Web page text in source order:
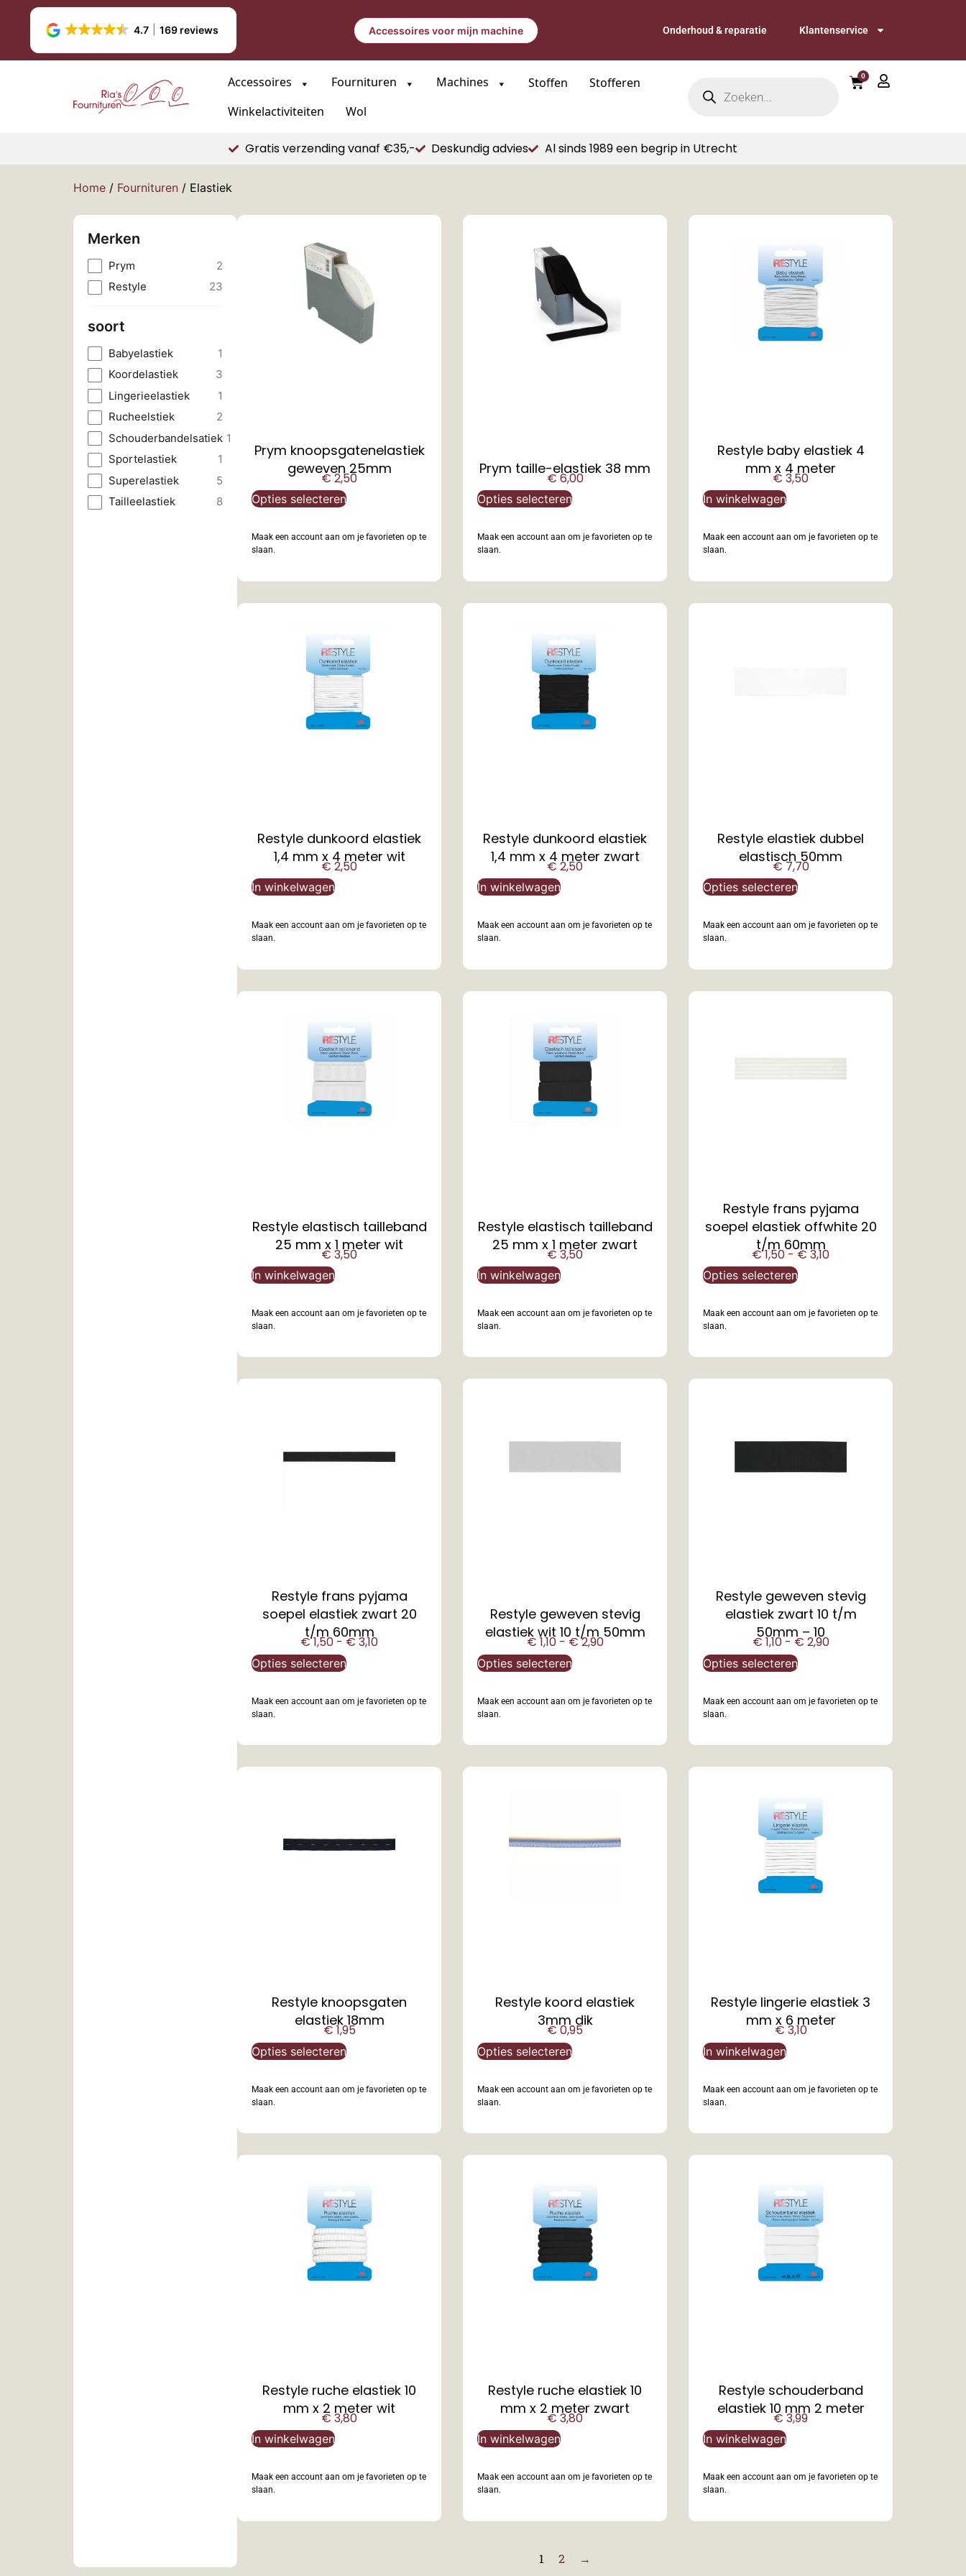
4.7 169 reviews Accessoires voor mijn machine Onderhoud & reparatie Klantenservice
Accessoires Fournituren Machines Stoffen
Stofferen
Winkelactiviteiten
Wol
0
Gratis verzending vanaf €35,- Deskundig advies Al sinds 1989 een begrip in Utrecht
Home / Fournituren / Elastiek
Merken
Prym
2
Restyle
23
soort
Babyelastiek
1
Koordelastiek
3
Lingerieelastiek
1
Rucheelstiek
2
Schouderbandelsatiek 1
Sportelastiek
1
Superelastiek
5
Tailleelastiek
8
Prym knoopsgatenelastiek
geweven 25mm
€2,50
Opties selecteren
Maak een account aan om je favorieten op te
slaan.
Prym taille-elastiek 38 mm
€6,00
Opties selecteren
Maak een account aan om je favorieten op te
slaan.
Restyle baby elastiek 4
mm x 4 meter
€ 3,50
In winkelwagen
Maak een account aan om je favorieten op te
slaan.
Restyle dunkoord elastiek
1,4 mm x 4 meter wit
€ 2,50
In winkelwagen
Maak een account aan om je favorieten op te
slaan.
Restyle dunkoord elastiek
1,4 mm x 4 meter zwart
€ 2,50
In winkelwagen
Maak een account aan om je favorieten op te
slaan.
Restyle elastiek dubbel
elastisch 50mm
€7,70
Opties selecteren
Maak een account aan om je favorieten op te
slaan.
Restyle elastisch tailleband
25 mm x 1 meter wit
€3,50
In winkelwagen
Maak een account aan om je favorieten op te
slaan.
Restyle elastisch tailleband
25 mm x 1 meter zwart
€ 3,50
In winkelwagen
Maak een account aan om je favorieten op te
slaan.
Restyle frans pyjama
soepel elastiek offwhite 20
t/m 60mm
€1,50- €3,10
Opties selecteren
Maak een account aan om je favorieten op te
slaan.
Restyle frans pyjama
soepel elastiek zwart 20
t/m 60mm
€1,50- €3,10
Opties selecteren
Maak een account aan om je favorieten op te
slaan.
Restyle geweven stevig
elastiek wit 10 t/m 50mm
€ 1,10 - €2,90
Opties selecteren
Maak een account aan om je favorieten op te
slaan.
Restyle geweven stevig
elastiek zwart 10 t/m
50mm – 10
€1,10- € 2,90
Opties selecteren
Maak een account aan om je favorieten op te
slaan.
Restyle knoopsgaten
elastiek 18mm
€1,95
Opties selecteren
Maak een account aan om je favorieten op te
slaan.
Restyle koord elastiek
3mm dik
€0,95
Opties selecteren
Maak een account aan om je favorieten op te
slaan.
Restyle lingerie elastiek 3
mm x 6 meter
€ 3,10
In winkelwagen
Maak een account aan om je favorieten op te
slaan.
Restyle ruche elastiek 10
mm x 2 meter wit
€ 3,80
In winkelwagen
Maak een account aan om je favorieten op te
slaan.
Restyle ruche elastiek 10
mm x 2 meter zwart
€3,80
In winkelwagen
Maak een account aan om je favorieten op te
slaan.
Restyle schouderband
elastiek 10 mm 2 meter
€3,99
In winkelwagen
Maak een account aan om je favorieten op te
slaan.
1 2 →